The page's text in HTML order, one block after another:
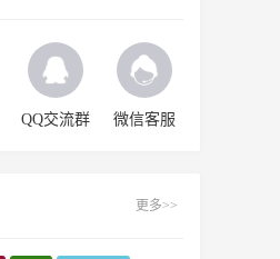
QQ交流群 微信客服
更多>>